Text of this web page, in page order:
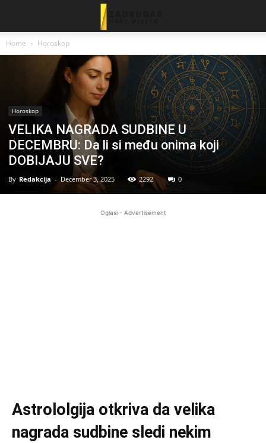
Home Horoskop
Horoskop
VELIKA NAGRADA SUDBINE U
DECEMBRU: Da li si među onima koji
DOBIJAJU SVE?
By Redakcija - December 3, 2025 2292 0
Oglasi - Advertisement
Astrololgija otkriva da velika
nagrada sudbine sledi nekim